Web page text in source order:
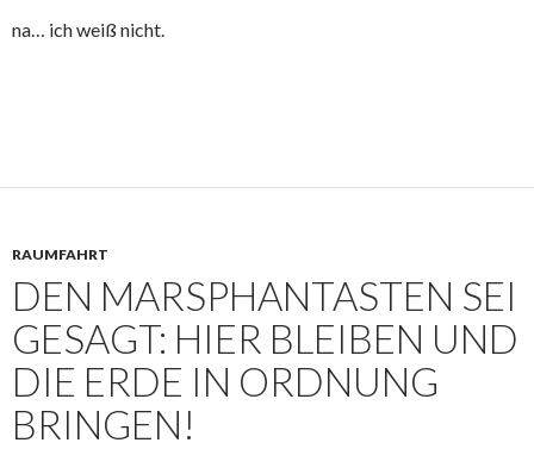
na… ich weiß nicht.
RAUMFAHRT
DEN MARSPHANTASTEN SEI
GESAGT: HIER BLEIBEN UND
DIE ERDE IN ORDNUNG
BRINGEN!